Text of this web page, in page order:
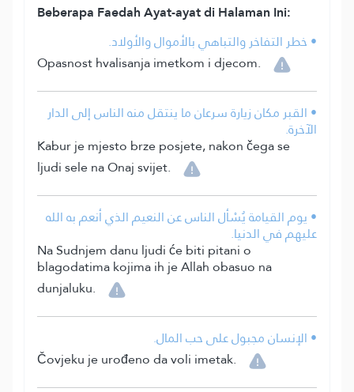
Beberapa Faedah Ayat-ayat di Halaman Ini:
• خطر التفاخر والتباهي بالأموال والأولاد.
Opasnost hvalisanja imetkom i djecom.
• القبر مكان زيارة سرعان ما ينتقل منه الناس إلى الدار
الآخرة.
Kabur je mjesto brze posjete, nakon čega se
ljudi sele na Onaj svijet.
• يوم القيامة يُسْأل الناس عن النعيم الذي أنعم به الله
عليهم في الدنيا.
Na Sudnjem danu ljudi će biti pitani o
blagodatima kojima ih je Allah obasuo na
dunjaluku.
• الإنسان مجبول على حب المال.
Čovjeku je urođeno da voli imetak.